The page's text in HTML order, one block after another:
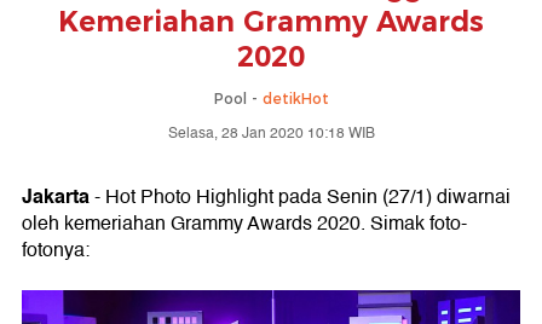
Kemeriahan Grammy Awards
2020
Pool - detikHot
Selasa, 28 Jan 2020 10:18 WIB
Jakarta- Hot Photo Highlight pada Senin (27/1) diwarnai
oleh kemeriahan Grammy Awards 2020. Simak foto-
fotonya: